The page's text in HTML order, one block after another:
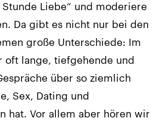
Stunde Liebe“ und moderiere
Da gibt es nicht nur bei den
große Unterschiede: Im
oft lange, tiefgehende und
über so ziemlich
Sex, Dating und
hat. Vor allem aber hören wir